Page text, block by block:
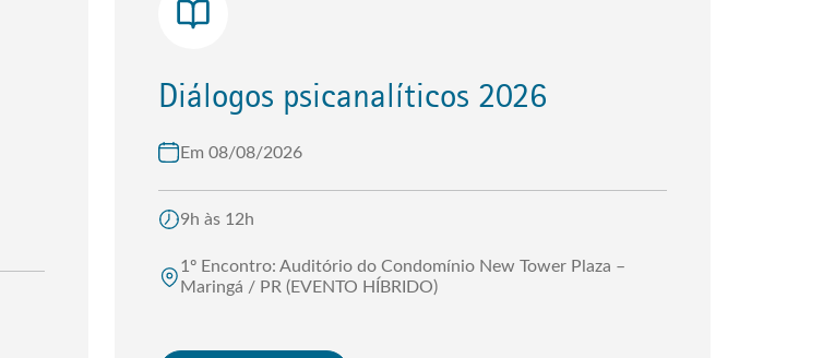
diálogos psicanalíticos 2026
Em 08/08/2026
9h às 12h
1º Encontro: Auditório do Condomínio New Tower Plaza –
Maringá / PR (EVENTO HÍBRIDO)